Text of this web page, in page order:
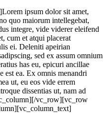
ipsum dolor sit amet,
quo maiorum intellegebat,
integre, vide viderer eleifend
cum et atqui placerat
ei. Deleniti apeirian
sed ex assum omnium
has eu, epicuri ancillae
est ea. Ex omnis menandri
ut, eu eos vide errem
dissentias ut, nam ad
vc_row][vc_row